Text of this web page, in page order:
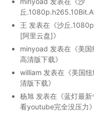
丘
王 发表在《沙丘
[阿里云盘]》
minyoad 发表在《美
高清版下载》
william 发表在《美国
清版下载》
杨旭 发表在《蓝灯最
看youtube完全没压力》